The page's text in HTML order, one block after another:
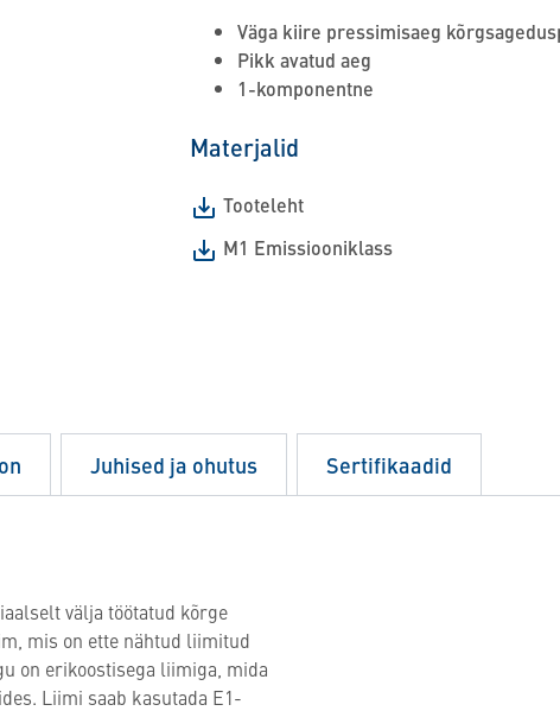
Väga kiire pressimisaeg
Pikk avatud aeg
1-komponentne
Materjalid
Tooteleht
M1 Emissiooniklass
välja töötatud kõrge
mis on ette nähtud liimitud
on erikoostisega liimiga, mida
Liimi saab kasutada E1-
Juhised ja ohutus Sertifikaadid